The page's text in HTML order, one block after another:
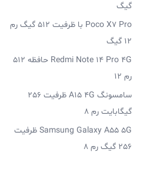
گیگ
Poco X7 Pro با ظرفیت 512 گیگ رم
12 گیگ
Redmi Note 14 Pro 4G حافظه 512
رم 12
سامسونگ A15 4G ظرفیت 256
گیگابایت رم 8
Samsung Galaxy A55 5G ظرفیت
256 گیگ رم 8